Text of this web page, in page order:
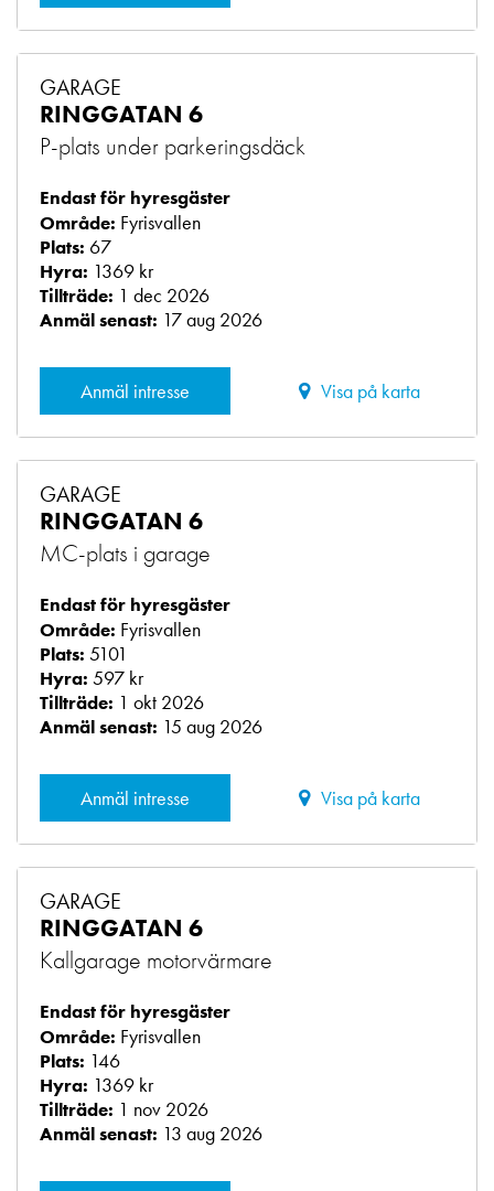
GARAGE
RINGGATAN 6
P-plats under parkeringsdäck
Endast för hyresgäster
Område: Fyrisvallen
Plats: 67
Hyra: 1369 kr
Tillträde: 1 dec 2026
Anmäl senast: 17 aug 2026
Anmäl intresse Visa på karta
GARAGE
RINGGATAN 6
MC-plats i garage
Endast för hyresgäster
Område: Fyrisvallen
Plats: 5101
Hyra: 597 kr
Tillträde: 1 okt 2026
Anmäl senast: 15 aug 2026
Anmäl intresse Visa på karta
GARAGE
RINGGATAN 6
Kallgarage motorvärmare
Endast för hyresgäster
Område: Fyrisvallen
Plats: 146
Hyra: 1369 kr
Tillträde: 1 nov 2026
Anmäl senast: 13 aug 2026